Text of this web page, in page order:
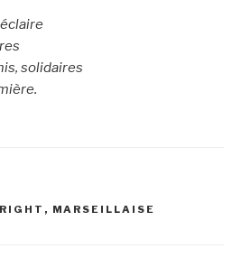
solidaires
, MARSEILLAISE